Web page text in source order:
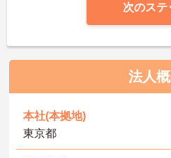
次のステ
法人
本社(本拠地)
東京都